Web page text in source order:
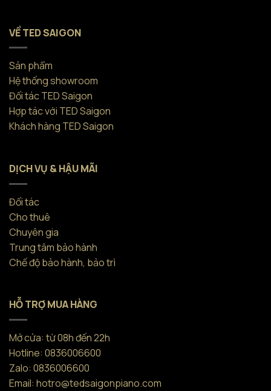
VỀ TED SAIGON
Sản phẩm
Hệ thống showroom
Đối tác TED Saigon
Hợp tác với TED Saigon
Khách hàng TED Saigon
DỊCH VỤ & HẬU MÃI
Đối tác
Cho thuê
Chuyên gia
Trung tâm bảo hành
Chế độ bảo hành, bảo trì
HỖ TRỢ MUA HÀNG
Mở cửa: từ 08h đến 22h
Hotline: 0836006600
Zalo: 0836006600
Email: hotro@tedsaigonpiano.com